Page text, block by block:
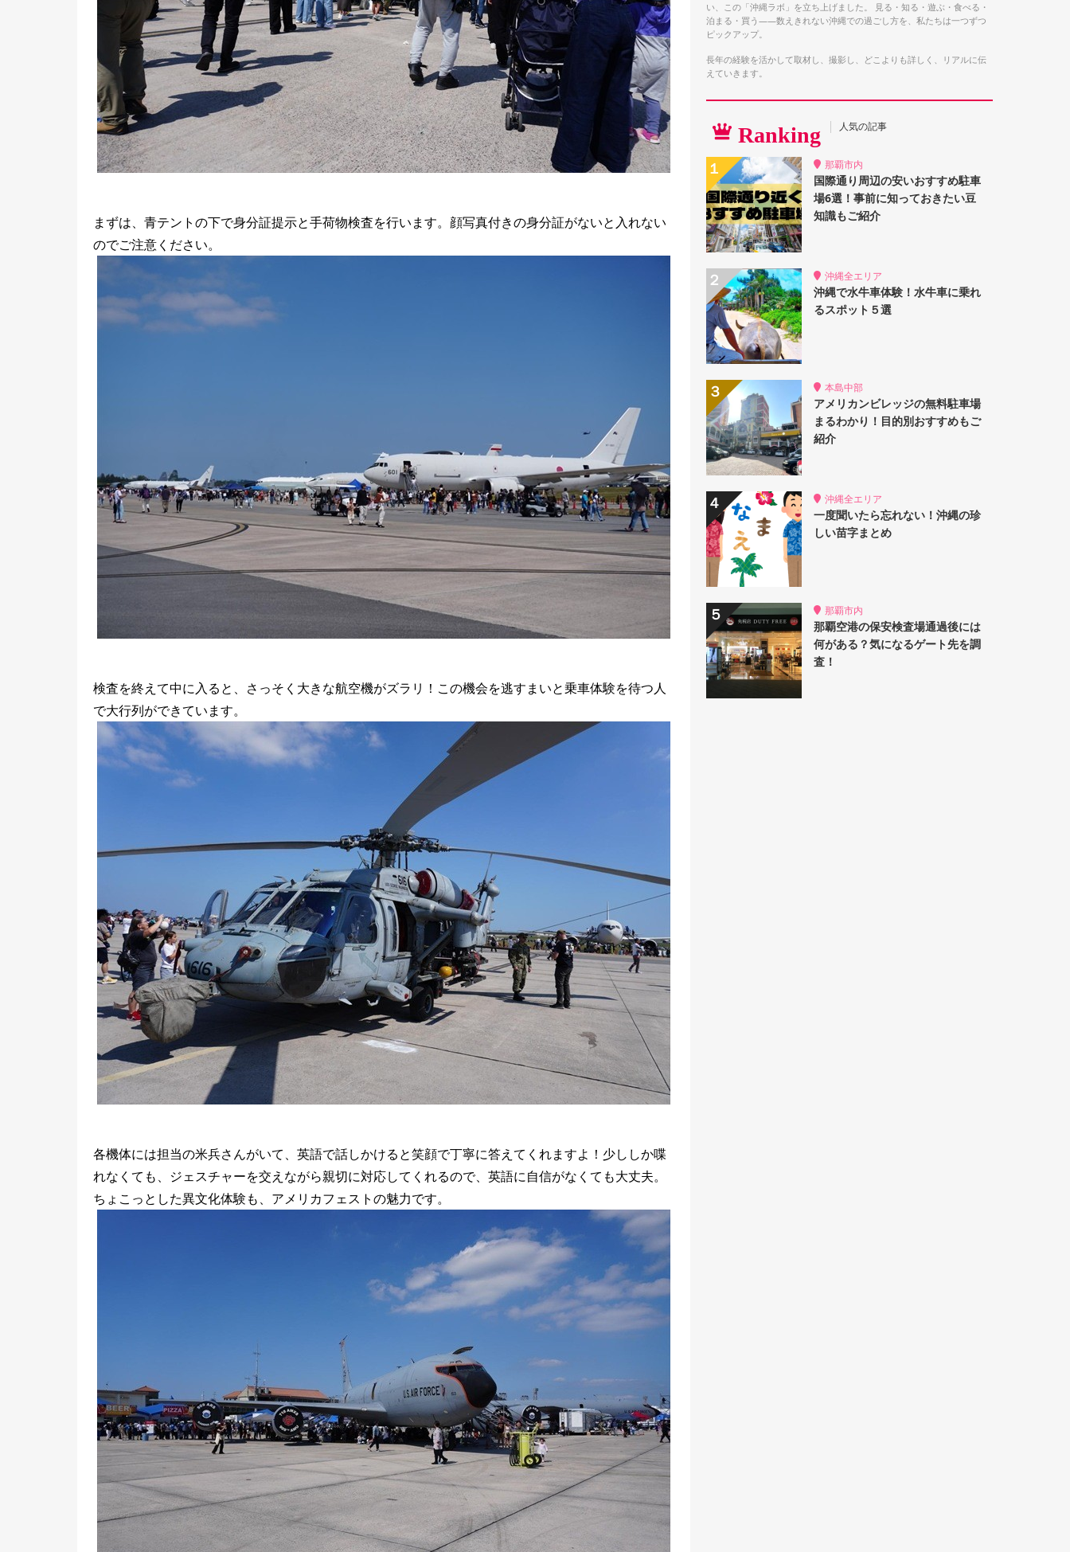
まずは、青テントの下で身分証提示と手荷物検査を行います。顔写真付きの身分証がないと入れない
のでご注意ください。
検査を終えて中に入ると、さっそく大きな航空機がズラリ！この機会を逃すまいと乗車体験を待つ人
で大行列ができています。
各機体には担当の米兵さんがいて、英語で話しかけると笑顔で丁寧に答えてくれますよ！少ししか喋
れなくても、ジェスチャーを交えながら親切に対応してくれるので、英語に自信がなくても大丈夫。
ちょこっとした異文化体験も、アメリカフェストの魅力です。
い、この「沖縄ラボ」を立ち上げました。 見る・知る・遊ぶ・食べる・
泊まる・買う――数えきれない沖縄での過ごし方を、私たちは一つずつ
ピックアップ。
長年の経験を活かして取材し、撮影し、どこよりも詳しく、リアルに伝
えていきます。
Ranking 人気の記事
那覇市内
国際通り周辺の安いおすすめ駐車
場6選！事前に知っておきたい豆
知識もご紹介
沖縄全エリア
沖縄で水牛車体験！水牛車に乗れ
るスポット５選
本島中部
アメリカンビレッジの無料駐車場
まるわかり！目的別おすすめもご
紹介
沖縄全エリア
一度聞いたら忘れない！沖縄の珍
しい苗字まとめ
那覇市内
那覇空港の保安検査場通過後には
何がある？気になるゲート先を調
査！